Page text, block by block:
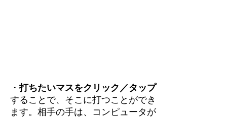
・打ちたいマスをクリック／タップ
することで、そこに打つことができ
ます。相手の手は、コンピュータが